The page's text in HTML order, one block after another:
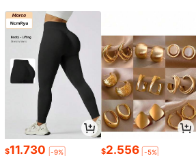
$11.730 -9% $2.556 -5%